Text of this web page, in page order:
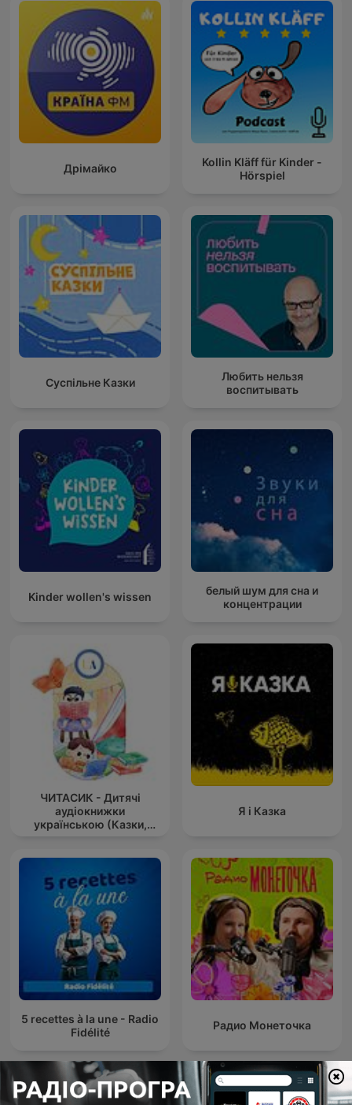
Дрімайко
Kollin Kläff für Kinder -
Hörspiel
Суспільне Казки
Любить нельзя
воспитывать
Kinder wollen's wissen
белый шум для сна и
концентрации
ЧИТАСИК - Дитячі
аудіокнижки
українською (Казки,
Я і Казка
5 recettes à la une - Radio
Fidélité
Радио Монеточка